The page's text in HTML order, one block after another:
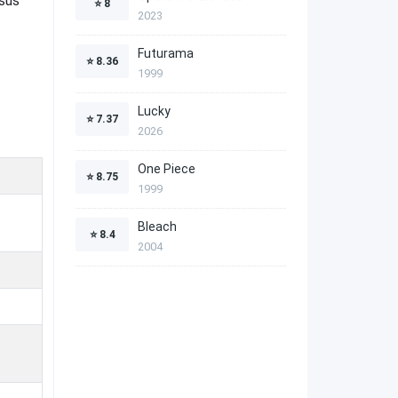
⭐ 8
2023
⭐ 8.36
Futurama
1999
⭐ 7.37
Lucky
2026
⭐ 8.75
One Piece
1999
⭐ 8.4
Bleach
2004